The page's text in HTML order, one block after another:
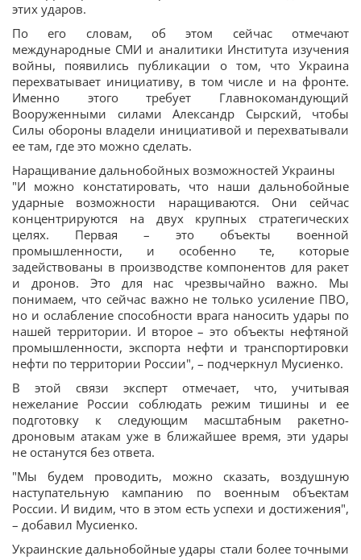
этих ударов.
По его словам, об этом сейчас отмечают
международные СМИ и аналитики Института изучения
войны, появились публикации о том, что Украина
перехватывает инициативу, в том числе и на фронте.
Именно этого требует Главнокомандующий
Вооруженными силами Александр Сырский, чтобы
Силы обороны владели инициативой и перехватывали
ее там, где это можно сделать.
Наращивание дальнобойных возможностей Украины
"И можно констатировать, что наши дальнобойные
ударные возможности наращиваются. Они сейчас
концентрируются на двух крупных стратегических
целях. Первая – это объекты военной
промышленности, и особенно те, которые
задействованы в производстве компонентов для ракет
и дронов. Это для нас чрезвычайно важно. Мы
понимаем, что сейчас важно не только усиление ПВО,
но и ослабление способности врага наносить удары по
нашей территории. И второе – это объекты нефтяной
промышленности, экспорта нефти и транспортировки
нефти по территории России", – подчеркнул Мусиенко.
В этой связи эксперт отмечает, что, учитывая
нежелание России соблюдать режим тишины и ее
подготовку к следующим масштабным ракетно-
дроновым атакам уже в ближайшее время, эти удары
не останутся без ответа.
"Мы будем проводить, можно сказать, воздушную
наступательную кампанию по военным объектам
России. И видим, что в этом есть успехи и достижения",
– добавил Мусиенко.
Украинские дальнобойные удары стали более точными